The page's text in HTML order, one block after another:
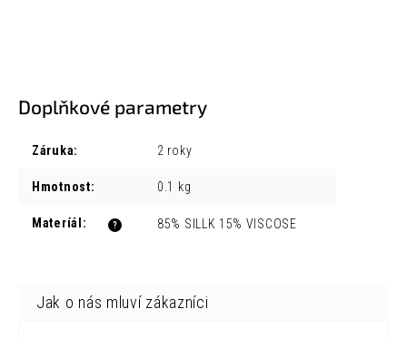
Doplňkové parametry
Záruka: 2 roky
Hmotnost: 0.1 kg
?
Materíál : 85% SILLK 15% VISCOSE